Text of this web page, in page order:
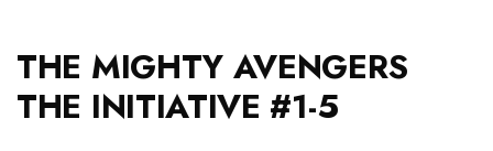
THE MIGHTY AVENGERS
THE INITIATIVE #1-5